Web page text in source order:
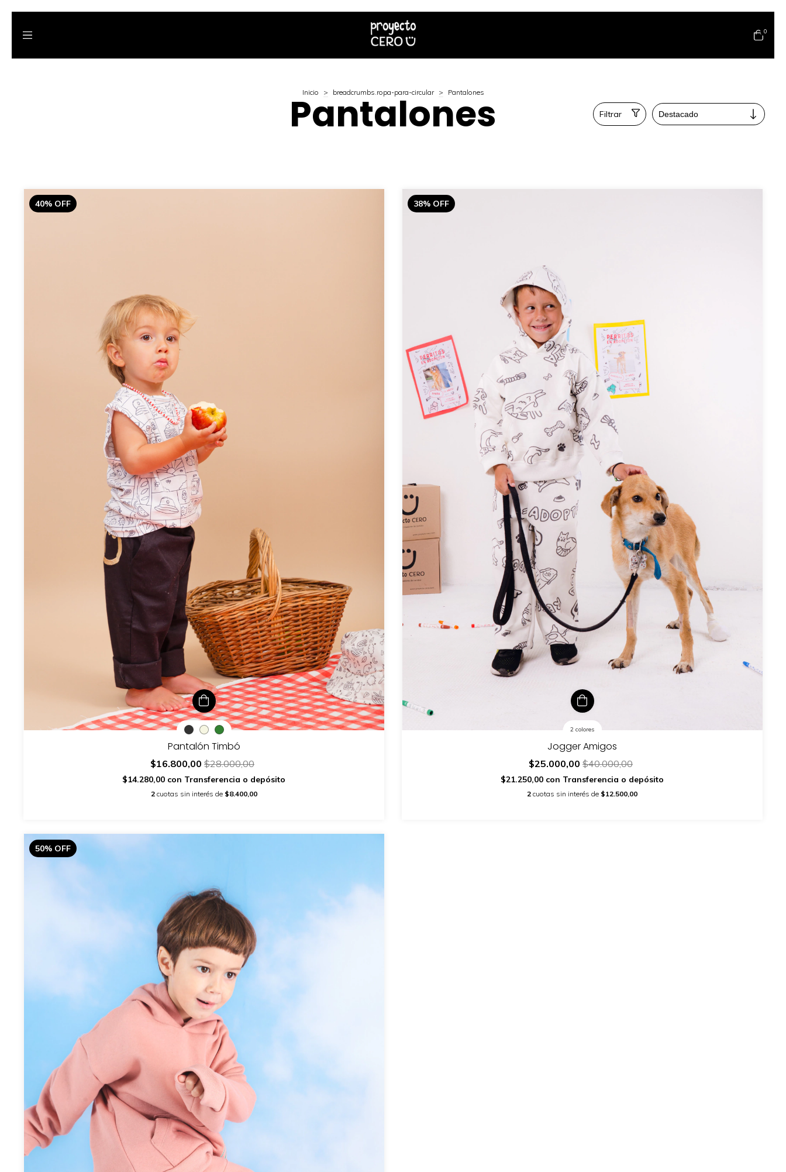
0
Inicio > breadcrumbs.ropa-para-circular > Pantalones
Pantalones Filtrar
40% OFF
Pantalón Timbó
$16.800,00 $28.000,00
$14.280,00 con Transferencia o depósito
2 cuotas sin interés de $8.400,00
38% OFF
2 colores
Jogger Amigos
$25.000,00 $40.000,00
$21.250,00 con Transferencia o depósito
2 cuotas sin interés de $12.500,00
50% OFF